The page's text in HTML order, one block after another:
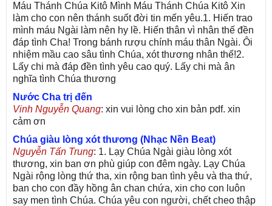
Máu Thánh Chúa Kitô Mình Máu Thánh Chúa Kitô Xin
làm cho con nên thánh suốt đời tin mến yêu.1. Hiến trao
mình máu Ngài làm nên hy lề. Hiến thân vì nhân thế đền
đáp tình Cha! Trong bánh rượu chính máu thân Ngài. Ôi
nhiệm mầu cao sâu tình Chúa, xót thương nhân thế!2.
Lấy chi mà đáp đền tình yêu cao quý. Lấy chi mà ân
nghĩa tình Chúa thương
Nước Cha trị đến
Vinh Nguyễn Quang: xin vui lòng cho xin bản pdf. xin
cảm ơn
Chúa giàu lòng xót thương (Nhạc Nền Beat)
Nguyễn Tấn Trung: 1. Lạy Chúa Ngài giàu lòng xót
thương, xin ban ơn phù giúp con đêm ngày. Lạy Chúa
Ngài rộng lòng thứ tha, xin rộng ban tình yêu và tha thứ,
ban cho con đầy hồng ân chan chứa, xin cho con luôn
say men tình Chúa. Chúa yêu con người, chết cheo thập